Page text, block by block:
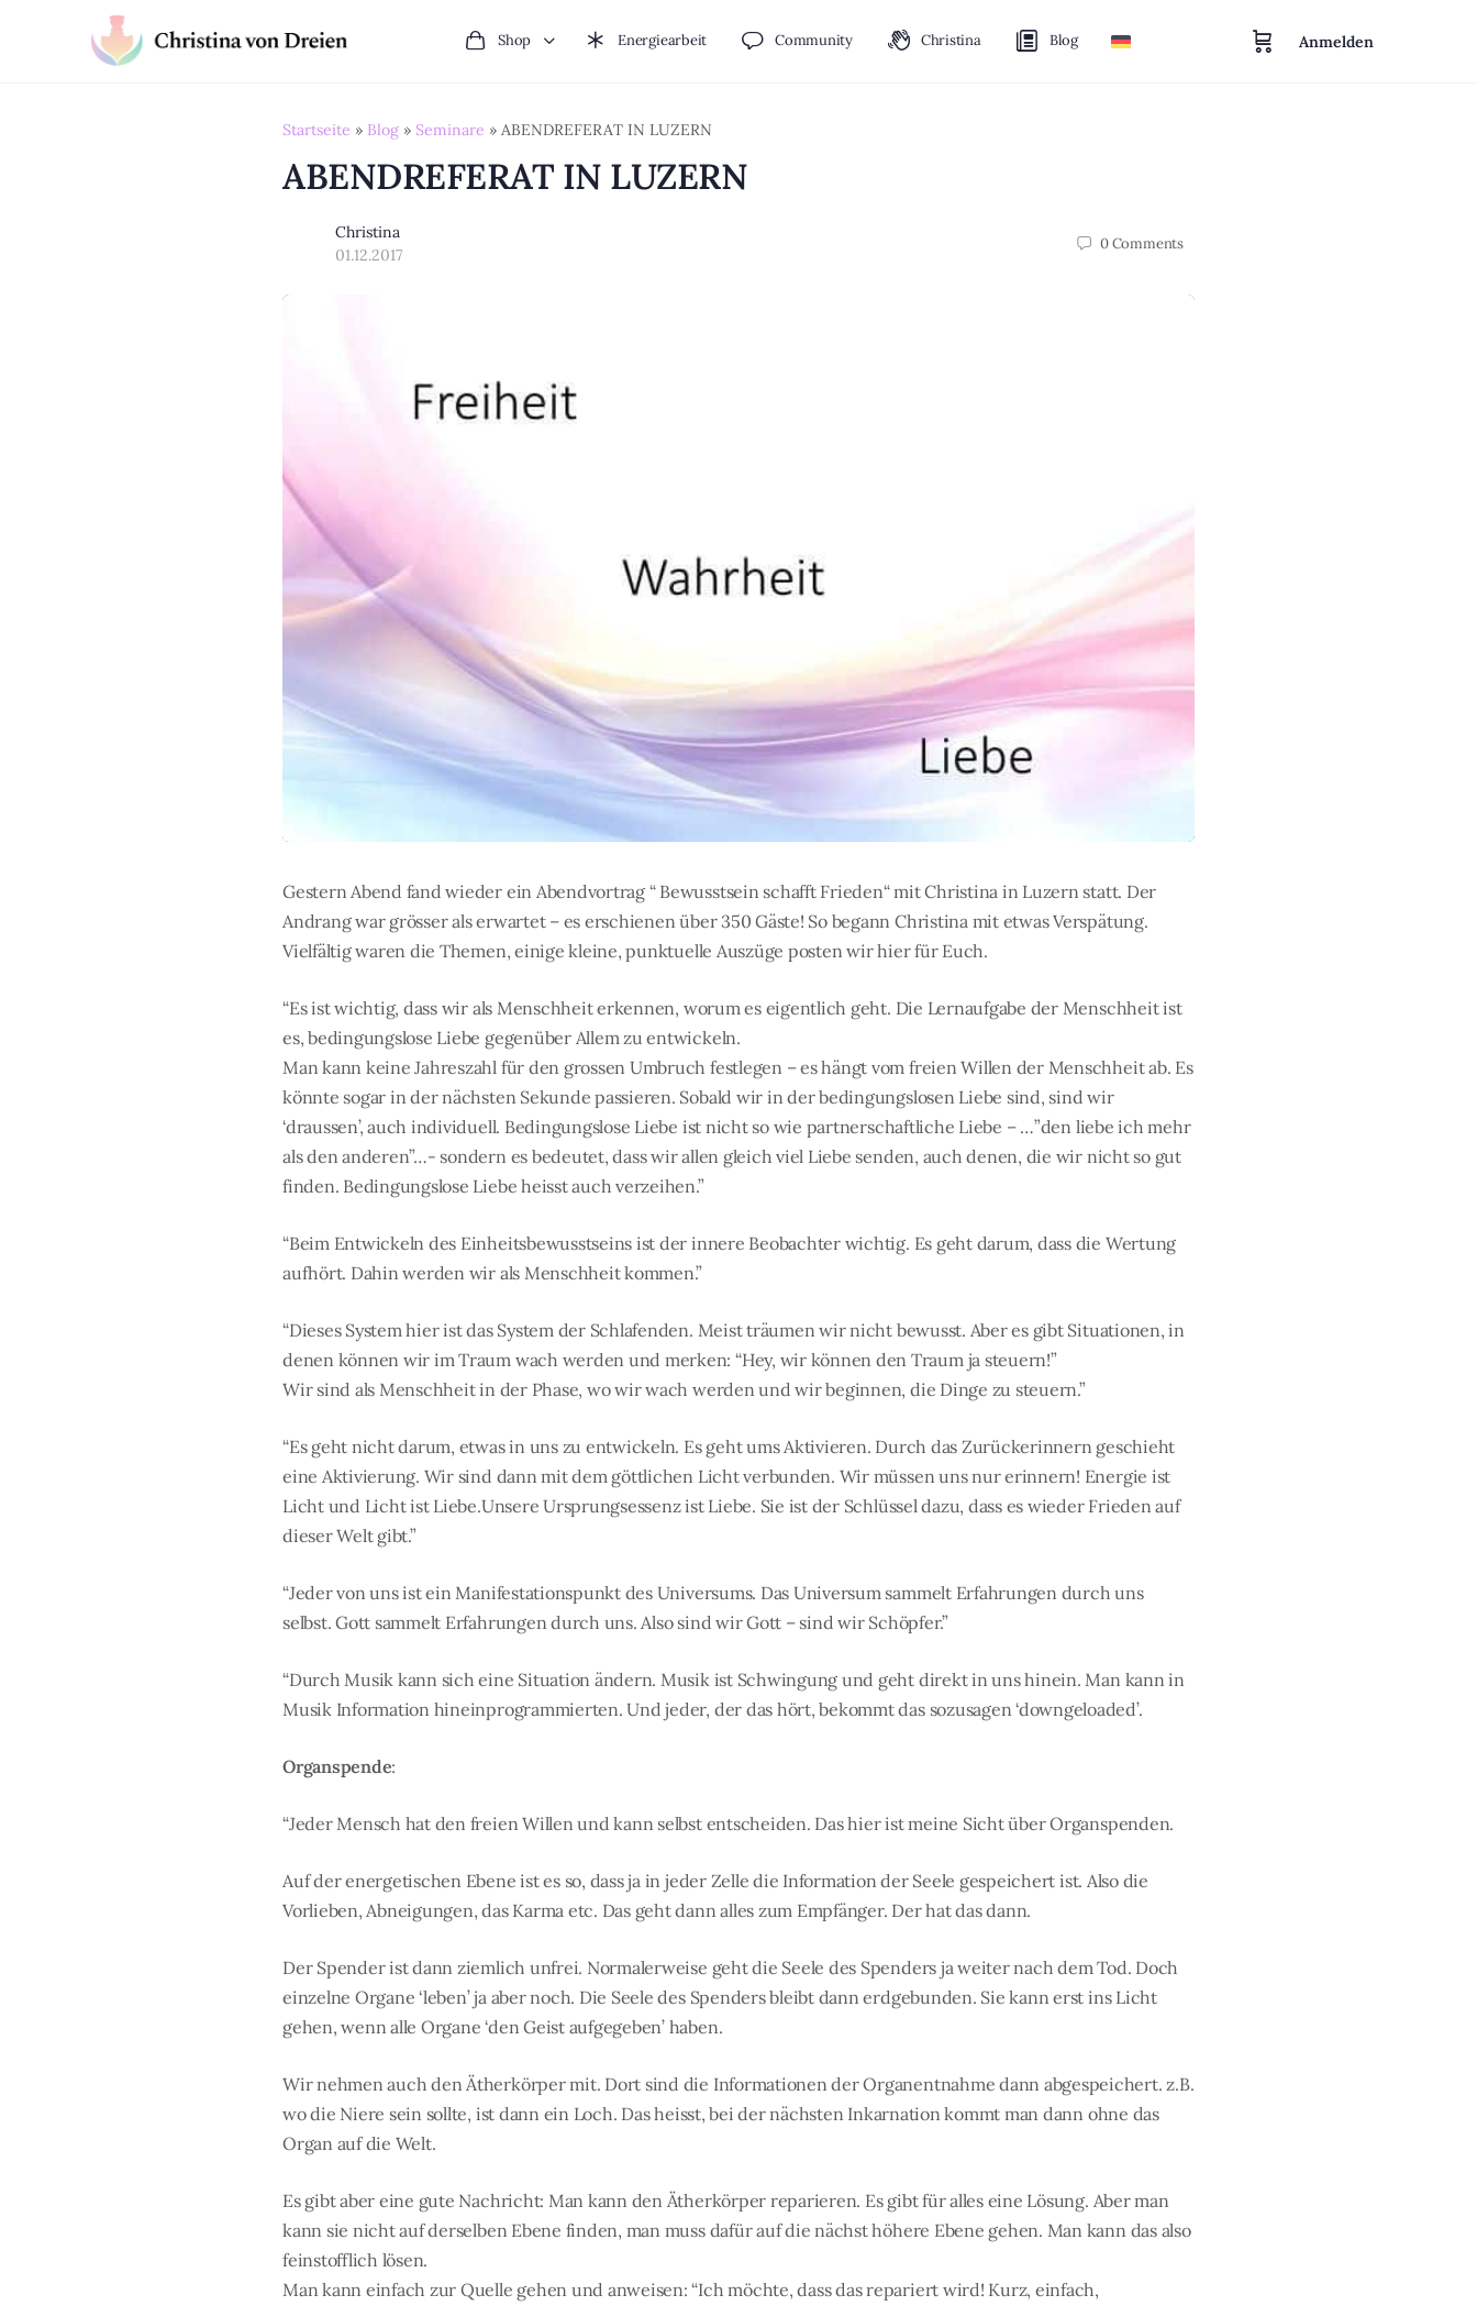
Shop Energiearbeit Community Christina Blog Anmelden
Startseite » Blog » Seminare » ABENDREFERAT IN LUZERN
ABENDREFERAT IN LUZERN
Christina
01.12.2017
0Comments
Gestern Abend fand wieder ein Abendvortrag “ Bewusstsein schafft Frieden“ mit Christina in Luzern statt. Der
Andrang war grösser als erwartet – es erschienen über 350 Gäste! So begann Christina mit etwas Verspätung.
Vielfältig waren die Themen, einige kleine, punktuelle Auszüge posten wir hier für Euch.
“Es ist wichtig, dass wir als Menschheit erkennen, worum es eigentlich geht. Die Lernaufgabe der Menschheit ist
es, bedingungslose Liebe gegenüber Allem zu entwickeln.
Man kann keine Jahreszahl für den grossen Umbruch festlegen – es hängt vom freien Willen der Menschheit ab. Es
könnte sogar in der nächsten Sekunde passieren. Sobald wir in der bedingungslosen Liebe sind, sind wir
‘draussen’, auch individuell. Bedingungslose Liebe ist nicht so wie partnerschaftliche Liebe – …”den liebe ich mehr
als den anderen”…- sondern es bedeutet, dass wir allen gleich viel Liebe senden, auch denen, die wir nicht so gut
finden. Bedingungslose Liebe heisst auch verzeihen.”
“Beim Entwickeln des Einheitsbewusstseins ist der innere Beobachter wichtig. Es geht darum, dass die Wertung
aufhört. Dahin werden wir als Menschheit kommen.”
“Dieses System hier ist das System der Schlafenden. Meist träumen wir nicht bewusst. Aber es gibt Situationen, in
denen können wir im Traum wach werden und merken: “Hey, wir können den Traum ja steuern!”
Wir sind als Menschheit in der Phase, wo wir wach werden und wir beginnen, die Dinge zu steuern.”
“Es geht nicht darum, etwas in uns zu entwickeln. Es geht ums Aktivieren. Durch das Zurückerinnern geschieht
eine Aktivierung. Wir sind dann mit dem göttlichen Licht verbunden. Wir müssen uns nur erinnern! Energie ist
Licht und Licht ist Liebe.Unsere Ursprungsessenz ist Liebe. Sie ist der Schlüssel dazu, dass es wieder Frieden auf
dieser Welt gibt.”
“Jeder von uns ist ein Manifestationspunkt des Universums. Das Universum sammelt Erfahrungen durch uns
selbst. Gott sammelt Erfahrungen durch uns. Also sind wir Gott – sind wir Schöpfer.”
“Durch Musik kann sich eine Situation ändern. Musik ist Schwingung und geht direkt in uns hinein. Man kann in
Musik Information hineinprogrammierten. Und jeder, der das hört, bekommt das sozusagen ‘downgeloaded’.
Organspende:
“Jeder Mensch hat den freien Willen und kann selbst entscheiden. Das hier ist meine Sicht über Organspenden.
Auf der energetischen Ebene ist es so, dass ja in jeder Zelle die Information der Seele gespeichert ist. Also die
Vorlieben, Abneigungen, das Karma etc. Das geht dann alles zum Empfänger. Der hat das dann.
Der Spender ist dann ziemlich unfrei. Normalerweise geht die Seele des Spenders ja weiter nach dem Tod. Doch
einzelne Organe ‘leben’ ja aber noch. Die Seele des Spenders bleibt dann erdgebunden. Sie kann erst ins Licht
gehen, wenn alle Organe ‘den Geist aufgegeben’ haben.
Wir nehmen auch den Ätherkörper mit. Dort sind die Informationen der Organentnahme dann abgespeichert. z.B.
wo die Niere sein sollte, ist dann ein Loch. Das heisst, bei der nächsten Inkarnation kommt man dann ohne das
Organ auf die Welt.
Es gibt aber eine gute Nachricht: Man kann den Ätherkörper reparieren. Es gibt für alles eine Lösung. Aber man
kann sie nicht auf derselben Ebene finden, man muss dafür auf die nächst höhere Ebene gehen. Man kann das also
feinstofflich lösen.
Man kann einfach zur Quelle gehen und anweisen: “Ich möchte, dass das repariert wird! Kurz, einfach,